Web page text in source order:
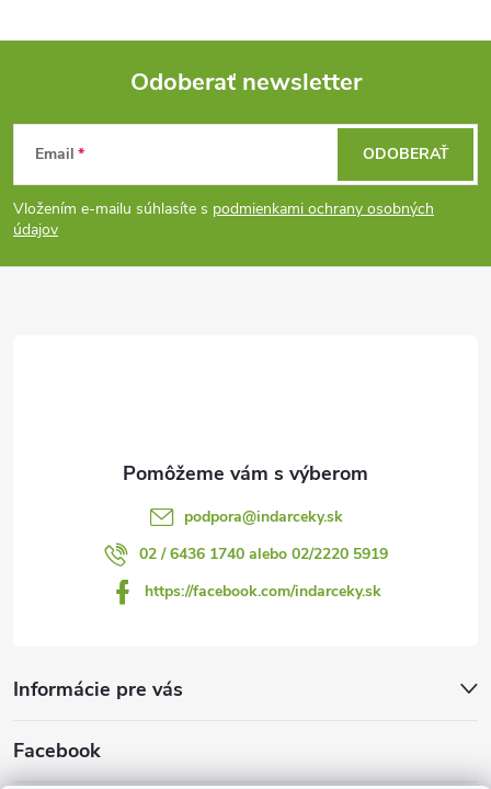
Z
á
p
Odoberať newsletter
Email
Vložením e-mailu súhlasíte s podmienkami ochrany osobných
údajov
ODOBERAŤ
podpora@indarceky.sk
02 / 6436 1740 alebo 02/2220 5919
https://facebook.com/indarceky.sk
Informácie pre vás
Facebook